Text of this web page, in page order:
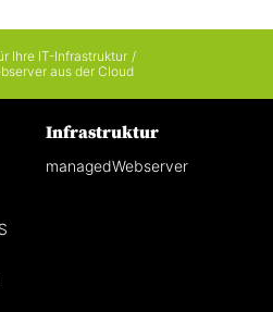
Ihre IT-Infrastruktur /
aus der Cloud
Infrastruktur
managedWebserver